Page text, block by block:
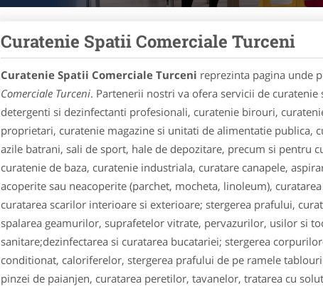
Curatenie Spatii Comerciale Turceni
Curatenie Spatii Comerciale Turceni reprezinta pagina unde
Comerciale Turceni. Partenerii nostri va ofera servicii de
detergenti si dezinfectanti profesionali, curatenie birouri,
proprietari, curatenie magazine si unitati de alimentatie publica,
azile batrani, sali de sport, hale de depozitare, precum si pentru
curatenie de baza, curatenie industriala, curatare canapele,
acoperite sau neacoperite (parchet, mocheta, linoleum),
curatarea scarilor interioare si exterioare; stergerea prafului,
spalarea geamurilor, suprafetelor vitrate, pervazurilor, usilor si
sanitare;dezinfectarea si curatarea bucatariei; stergerea
conditionat, caloriferelor, stergerea prafului de pe ramele
pinzei de paianjen, curatarea peretilor, tavanelor, tratarea cu